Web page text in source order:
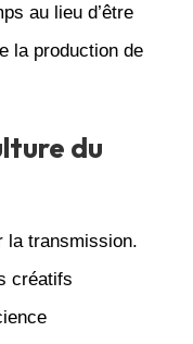
au lieu d’être
la production de
du
la transmission.
créatifs